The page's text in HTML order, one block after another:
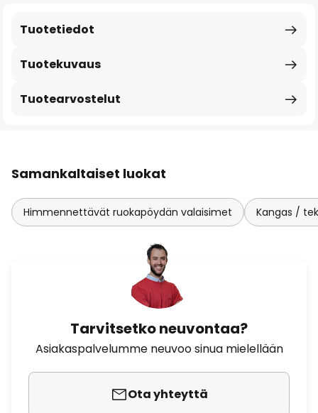
Tuotekuvaus
Tuotetiedot
Tuotearvostelut
Samankaltaiset luokat
Himmennettävät ruokapöydän valaisimet Kangas /
Tarvitsetko neuvontaa?
Asiakaspalvelumme neuvoo sinua mielellään
Ota yhteyttä